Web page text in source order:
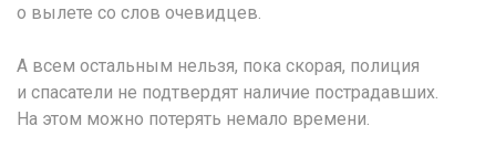
о вылете со слов очевидцев.
А всем остальным нельзя, пока скорая, полиция
и спасатели не подтвердят наличие пострадавших.
На этом можно потерять немало времени.